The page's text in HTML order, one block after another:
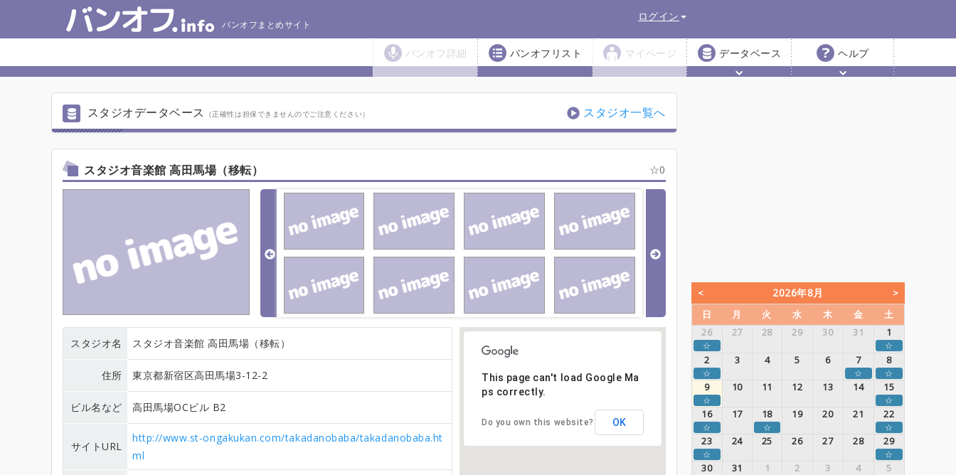
バンオフまとめサイト
ログイン
バンオフ詳細 バンオフリスト マイページ データベース ヘルプ
スタジオデータベース （正確性は担保できませんのでご注意ください） スタジオ一覧へ
スタジオ音楽館 高田馬場（移転） 0
スタジオ名 スタジオ音楽館 高田馬場（移転）
住所 東京都新宿区高田馬場3-12-2
ビル名など 高田馬場OCビル B2
サイトURL
http://www.st-ongakukan.com/takadanobaba/takadanobaba.ht
ml
This page can't load Google Ma
ps correctly.
Do you own this website? OK
2026年8月
日 月 火 水 木 金
土
26
27 28 29 30 31 1
☆ ☆
2 3 4 5 6 7 8
☆ ☆ ☆
9 10 11 12 13 14 15
☆ ☆
16 17 18 19 20 21 22
☆ ☆ ☆
23 24 25 26 27 28 29
☆ ☆
30 31 1 2 3 4 5